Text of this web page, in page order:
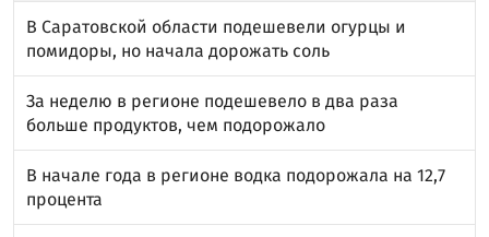
В Саратовской области подешевели огурцы и
помидоры, но начала дорожать соль
За неделю в регионе подешевело в два раза
больше продуктов, чем подорожало
В начале года в регионе водка подорожала на 12,7
процента